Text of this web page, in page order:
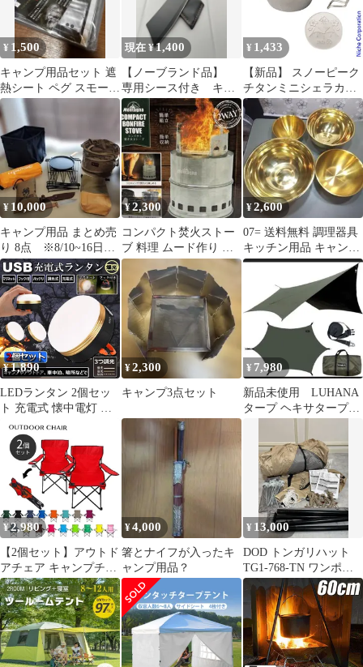
アウトドア コンテナボ
ックス マルチグリドル
イワタニ 薪ストーブ 焚
き火台 ケース 軽量【30
日間返品可能】
¥ 1,500
キャンプ用品セット 遮
熱シート ペグ スモーカ
ー
現在 ¥1,400
【ノーブランド品】
専用シース付き キャ
ンプ用 マチェットナ
イフ
¥ 1,433
【新品】 スノーピーク
チタンミニシェラカッ
プ 2024 SPRING
EDITION FES-380 アウ
トドア キャンプ カップ
限定品 キャンプ用品
¥ 10,000
キャンプ用品 まとめ売
り 8点 ※8/10~16日発
送不可です
¥2,300
コンパクト焚火ストー
ブ 料理 ムード作り ソ
ロ キャンプ 災害対策
防災用品
¥2,600
07= 送料無料 調理器具
キッチン用品 キャンプ
用品 ボール セット
¥1,890
LEDランタン 2個セッ
ト 充電式 懐中電灯 携
帯型 テントライト 3つ
調光モード マグネット
式 フック付き 超軽量
小型 IP65防水 携帯便利
防水キャンプ用品 登山
夜釣り 防災対策 高輝度
キャンプ ランタン
¥2,300
キャンプ3点セット
¥ 7,980
新品未使用 LUHANA
タープ ヘキサタープ
¥2,980
【2個セット】アウトド
アチェア キャンプチェ
ア チェア アウトドア
レジャーチェア 軽量 椅
子 折りたたみ レジャー
用品 軽量 コンパクト
キャンプ用品 アウトド
ア用品 椅子 いす 遠足
¥4,000
箸とナイフが入ったキ
ャンプ用品？
¥ 13,000
DOD トンガリハット
TG1-768-TN ワンポー
ルテントRX T6-817-
KH/TN まとめ キャン
プ用品